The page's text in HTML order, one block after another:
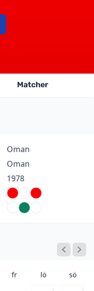
Matcher
Oman
Oman
1978
fr lö
sö